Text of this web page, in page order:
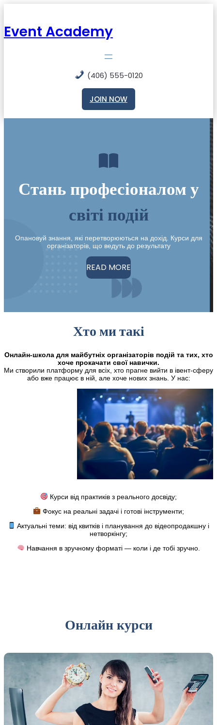
Event Academy
(406) 555-0120
JOIN NOW
Стань професіоналом у
світі подій
Опановуй знання, які перетворюються на дохід. Курси для
організаторів, що ведуть до результату
READ MORE
Хто ми такі
Онлайн-школа для майбутніх організаторів подій та тих, хто
хоче прокачати свої навички.
Ми створили платформу для всіх, хто прагне вийти в івент-сферу
або вже працює в ній, але хоче нових знань. У нас:
Курси від практиків з реального досвіду;
Фокус на реальні задачі і готові інструменти;
Актуальні теми: від квитків і планування до відеопродакшну і
нетворкінгу;
Навчання в зручному форматі — коли і де тобі зручно.
Онлайн курси